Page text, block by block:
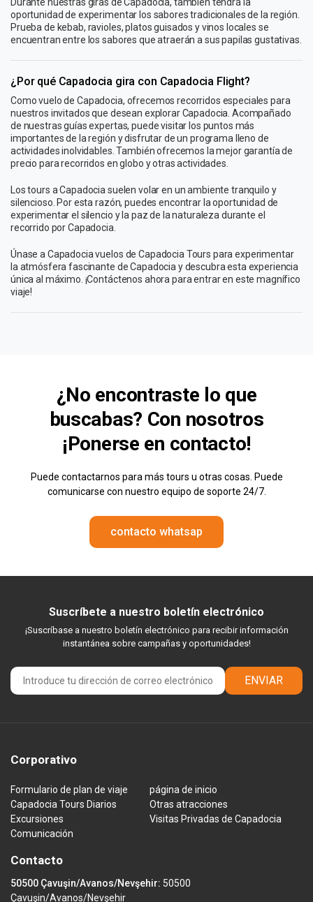
oportunidad de experimentar los sabores tradicionales de la región.
Prueba de kebab, ravioles, platos guisados ​​y vinos locales se
encuentran entre los sabores que atraerán a sus papilas gustativas.
¿Por qué Capadocia gira con Capadocia Flight?
Como vuelo de Capadocia, ofrecemos recorridos especiales para
nuestros invitados que desean explorar Capadocia. Acompañado
de nuestras guías expertas, puede visitar los puntos más
importantes de la región y disfrutar de un programa lleno de
actividades inolvidables. También ofrecemos la mejor garantía de
precio para recorridos en globo y otras actividades.
Los tours a Capadocia suelen volar en un ambiente tranquilo y
silencioso. Por esta razón, puedes encontrar la oportunidad de
experimentar el silencio y la paz de la naturaleza durante el
recorrido por Capadocia.
Únase a Capadocia vuelos de Capadocia Tours para experimentar
la atmósfera fascinante de Capadocia y descubra esta experiencia
única al máximo. ¡Contáctenos ahora para entrar en este magnífico
viaje!
¿No encontraste lo que
buscabas? Con nosotros
¡Ponerse en contacto!
Puede contactarnos para más tours u otras cosas. Puede
comunicarse con nuestro equipo de soporte 24/7.
contacto whatsap
Suscríbete a nuestro boletín electrónico
¡Suscríbase a nuestro boletín electrónico para recibir información
instantánea sobre campañas y oportunidades!
ENVIAR
Corporativo
Formulario de plan de viaje
página de inicio
Capadocia Tours Diarios
Otras atracciones
Excursiones
Visitas Privadas de Capadocia
Comunicación
Contacto
50500 Çavuşin/Avanos/Nevşehir: 50500
Çavuşin/Avanos/Nevşehir